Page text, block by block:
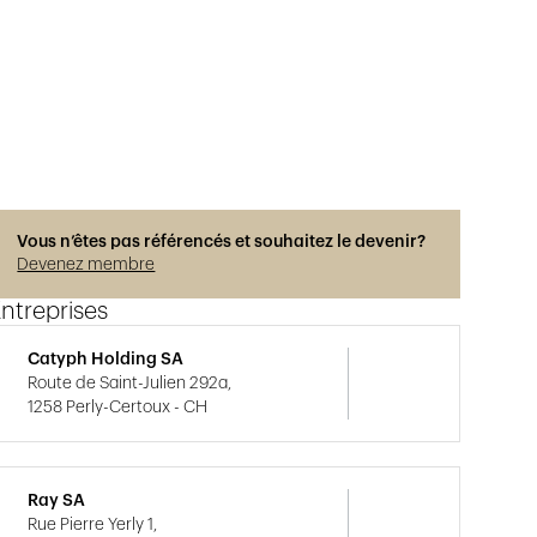
Vous n’êtes pas référencés et souhaitez le devenir?
Devenez membre
Catyph Holding SA
Route de Saint-Julien 292a,
1258 Perly-Certoux - CH
Ray SA
Rue Pierre Yerly 1,